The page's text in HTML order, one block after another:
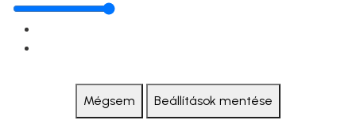
Mégsem Beállítások mentése